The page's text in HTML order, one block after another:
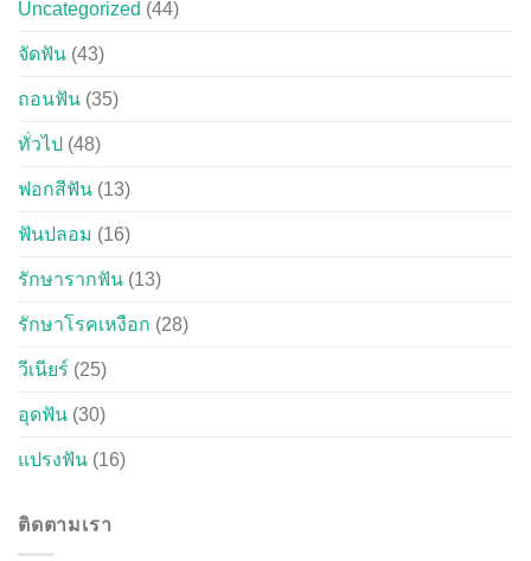
Uncategorized (44)
จัดฟัน (43)
ถอนฟัน (35)
ทั่วไป (48)
ฟอกสีฟัน (13)
ฟันปลอม (16)
รักษารากฟัน (13)
รักษาโรคเหงือก (28)
วีเนียร์ (25)
อุดฟัน (30)
แปรงฟัน (16)
ติดตามเรา